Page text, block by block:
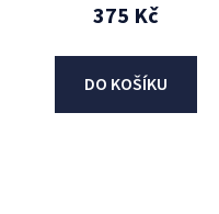
375 Kč
DO KOŠÍKU